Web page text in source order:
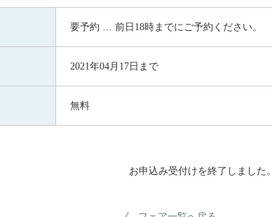
要予約 … 前日18時までにご予約ください。
2021年04月17日まで
無料
お申込み受付けを終了しました。